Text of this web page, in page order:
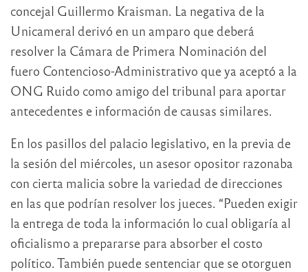
concejal Guillermo Kraisman. La negativa de la
Unicameral derivó en un amparo que deberá
resolver la Cámara de Primera Nominación del
fuero Contencioso-Administrativo que ya aceptó a la
ONG Ruido como amigo del tribunal para aportar
antecedentes e información de causas similares.
En los pasillos del palacio legislativo, en la previa de
la sesión del miércoles, un asesor opositor razonaba
con cierta malicia sobre la variedad de direcciones
en las que podrían resolver los jueces. “Pueden exigir
la entrega de toda la información lo cual obligaría al
oficialismo a prepararse para absorber el costo
político. También puede sentenciar que se otorguen